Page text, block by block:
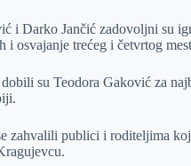
i Darko Jančić zadovoljni su
i osvajanje trećeg i četvrtog
su Teodora Gaković za
zahvalili publici i roditeljima